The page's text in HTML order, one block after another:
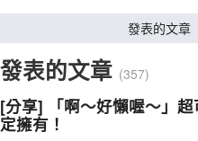
發表的文章
發表的文章 (357)
[分享] 「啊～好懶喔～」
定擁有！